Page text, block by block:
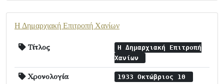
Η Δημαρχιακή Επιτροπή Χανίων
Τίτλος
Η Δημαρχιακή Επιτροπή
Χανίων
Χρονολογία 1933 Οκτώβριος 10